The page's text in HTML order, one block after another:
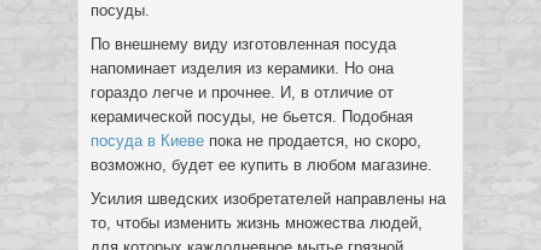
посуды.
По внешнему виду изготовленная посуда
напоминает изделия из керамики. Но она
гораздо легче и прочнее. И, в отличие от
керамической посуды, не бьется. Подобная
посуда в Киеве пока не продается, но скоро,
возможно, будет ее купить в любом магазине.
Усилия шведских изобретателей направлены на
то, чтобы изменить жизнь множества людей,